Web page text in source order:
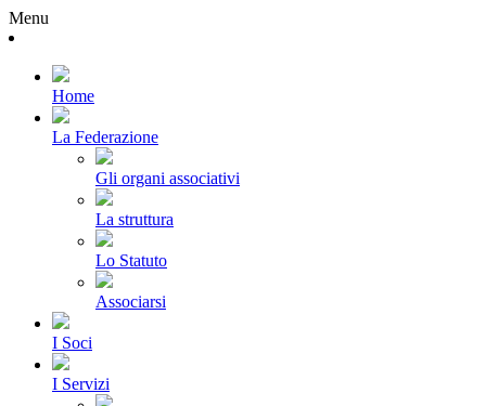
Menu
Home
La Federazione
Gli organi associativi
La struttura
Lo Statuto
Associarsi
I Soci
I Servizi